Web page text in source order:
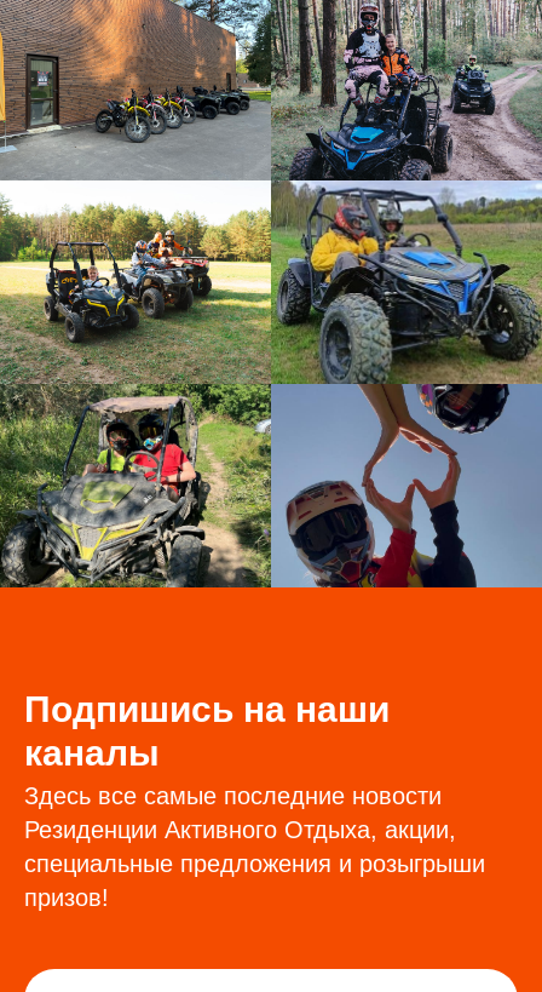
Подпишись на наши
каналы
Здесь все самые последние новости
Резиденции Активного Отдыха, акции,
специальные предложения и розыгрыши
призов!